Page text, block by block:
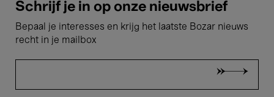
Schrijf je in op onze nieuwsbrief
Bepaal je interesses en krijg het laatste Bozar nieuws
recht in je mailbox